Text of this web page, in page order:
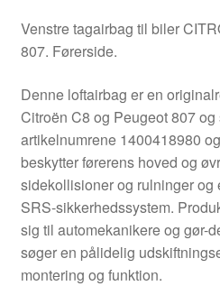
Venstre tagairbag til biler
807. Førerside.
Denne loftairbag er en
Citroën C8 og Peugeot 807
artikelnumrene 1400418980
beskytter førerens hoved og
sidekollisioner og rulninger og
SRS-sikkerhedssystem.
sig til automekanikere og gør-
søger en pålidelig
montering og funktion.